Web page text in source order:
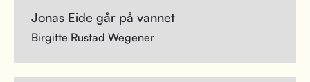
Jonas Eide går på vannet
Birgitte Rustad Wegener